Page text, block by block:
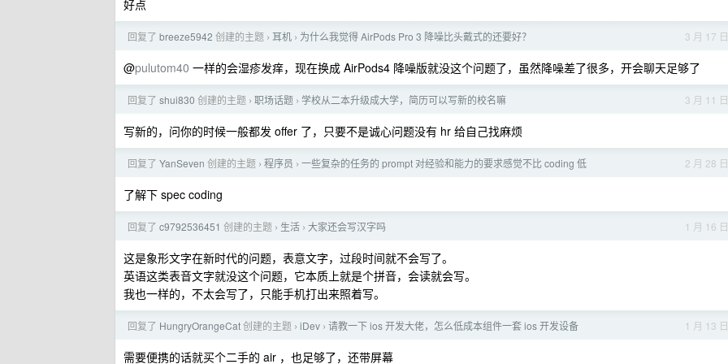
好点
3 月 17 日
回复了 breeze5942 创建的主题 › 耳机 › 为什么我觉得 AirPods Pro 3 降噪比头戴式的还要好？
@pulutom40 一样的会湿疹发痒，现在换成 AirPods4 降噪版就没这个问题了，虽然降噪差了很多，开会聊天足够了
3 月 11 日
回复了 shui830 创建的主题 › 职场话题 › 学校从二本升级成大学，简历可以写新的校名嘛
写新的，问你的时候一般都发 offer 了，只要不是诚心问题没有 hr 给自己找麻烦
2 月 28 日
回复了 YanSeven 创建的主题 › 程序员 › 一些复杂的任务的 prompt 对经验和能力的要求感觉不比 coding 低
了解下 spec coding
1 月 16 日
回复了 c9792536451 创建的主题 › 生活 › 大家还会写汉字吗
这是象形文字在新时代的问题，表意文字，过段时间就不会写了。
英语这类表音文字就没这个问题，它本质上就是个拼音，会读就会写。
我也一样的，不太会写了，只能手机打出来照着写。
1 月 13 日
回复了 HungryOrangeCat创建的主题 › iDev › 请教一下 ios 开发大佬，怎么低成本组件一套 ios 开发设备
需要便携的话就买个二手的 air ，也足够了，还带屏幕